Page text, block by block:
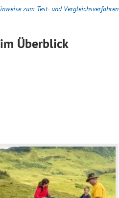
zum Test- und Vergleichsverfahren
Überblick